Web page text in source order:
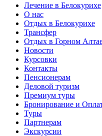
Лечение в Белокурихе
О нас
Отдых в Белокурихе
Трансфер
Отдых в Горном
Новости
Курсовки
Контакты
Пенсионерам
Деловой туризм
Премиум туры
Бронирование и
Туры
Партнерам
Экскурсии